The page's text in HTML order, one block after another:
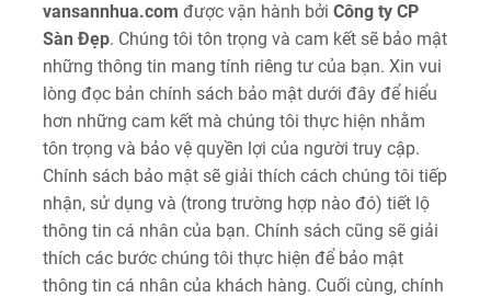
vansannhua.com được vận hành bởi Công ty CP
Sàn Đẹp. Chúng tôi tôn trọng và cam kết sẽ bảo mật
những thông tin mang tính riêng tư của bạn. Xin vui
lòng đọc bản chính sách bảo mật dưới đây để hiểu
hơn những cam kết mà chúng tôi thực hiện nhằm
tôn trọng và bảo vệ quyền lợi của người truy cập.
Chính sách bảo mật sẽ giải thích cách chúng tôi tiếp
nhận, sử dụng và (trong trường hợp nào đó) tiết lộ
thông tin cá nhân của bạn. Chính sách cũng sẽ giải
thích các bước chúng tôi thực hiện để bảo mật
thông tin cá nhân của khách hàng. Cuối cùng, chính